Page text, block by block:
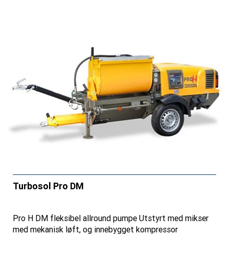
Turbosol Pro DM
Pro H DM fleksibel allround pumpe Utstyrt med mikser
med mekanisk løft, og innebygget kompressor